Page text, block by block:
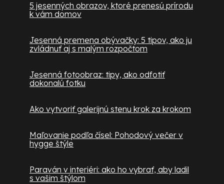
5 jesenných obrazov, ktoré prenesú prírodu
k vám domov
Jesenná premena obývačky: 5 tipov, ako ju
zvládnuť aj s malým rozpočtom
Jesenná fotoobraz: tipy, ako odfotiť
dokonalú fotku
Ako vytvoriť galerijnú stenu krok za krokom
Maľovanie podľa čísel: Pohodový večer v
hygge štýle
Paraván v interiéri: ako ho vybrať, aby ladil
s vašim štýlom